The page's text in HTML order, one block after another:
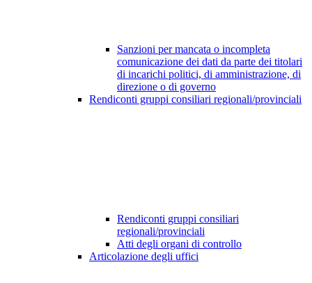
Sanzioni per mancata o incompleta
comunicazione dei dati da parte dei titolari
di incarichi politici, di amministrazione, di
direzione o di governo
Rendiconti gruppi consiliari regionali/provinciali
Rendiconti gruppi consiliari
regionali/provinciali
Atti degli organi di controllo
Articolazione degli uffici